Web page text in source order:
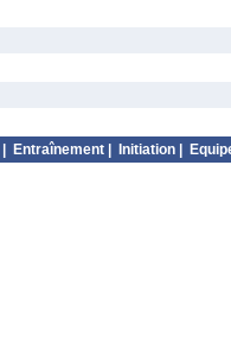
Entraînement Initiation